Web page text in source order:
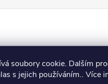
soubory cookie. Dalším
s jejich používáním.. Více
borovice a její povrch je